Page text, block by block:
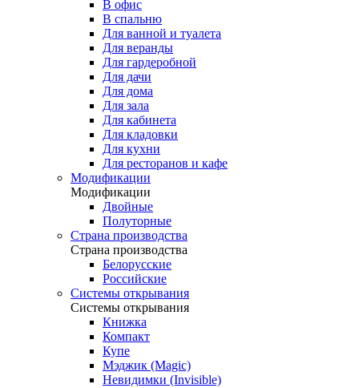
В офис
В спальню
Для ванной и туалета
Для веранды
Для гардеробной
Для дачи
Для дома
Для зала
Для кабинета
Для кладовки
Для кухни
Для ресторанов и кафе
Модификации
Модификации
Двойные
Полуторные
Страна производства
Страна производства
Белорусские
Российские
Системы открывания
Системы открывания
Книжка
Компакт
Купе
Мэджик (Magic)
Невидимки (Invisible)